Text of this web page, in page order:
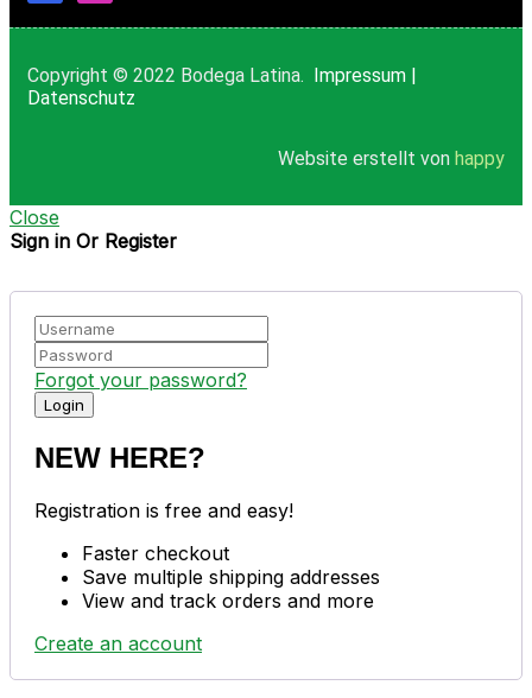
Copyright © 2022 Bodega Latina. Impressum |
Datenschutz
Website erstellt von happy
Close
Sign in Or Register
Forgot your password?
NEW HERE?
Registration is free and easy!
Faster checkout
Save multiple shipping addresses
View and track orders and more
Create an account